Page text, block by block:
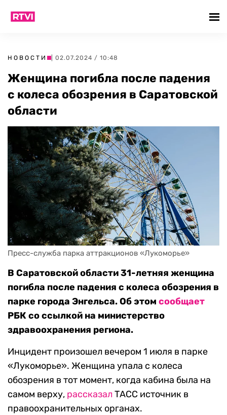
НОВОСТИ | 02.07.2024 / 10:48
Женщина погибла после падения
с колеса обозрения в Саратовской
области
Пресс-служба парка аттракционов «Лукоморье»
В Саратовской области 31-летняя женщина
погибла после падения с колеса обозрения в
парке города Энгельса. Об этом сообщает
РБК со ссылкой на министерство
здравоохранения региона.
Инцидент произошел вечером 1 июля в парке
«Лукоморье». Женщина упала с колеса
обозрения в тот момент, когда кабина была на
самом верху, рассказал ТАСС источник в
правоохранительных органах.